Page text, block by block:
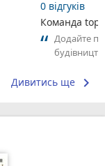
0 відгуків
Команда
Додайте
Дивитись ще keyboard_arrow_right